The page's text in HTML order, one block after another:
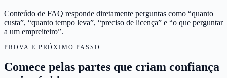
Conteúdo de FAQ responde diretamente perguntas como “quanto
custa”, “quanto tempo leva”, “preciso de licença” e “o que perguntar
a um empreiteiro”.
PROVA E PRÓXIMO PASSO
Comece pelas partes que criam confiança